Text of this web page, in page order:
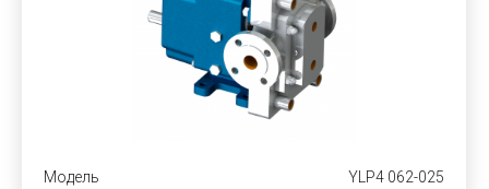
Модель
YLP4 062-025